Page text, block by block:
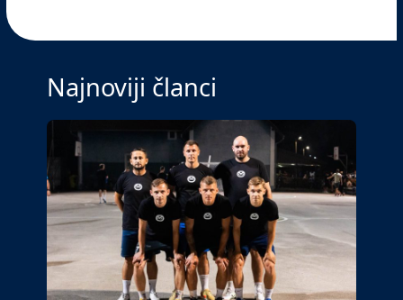
Najnoviji članci